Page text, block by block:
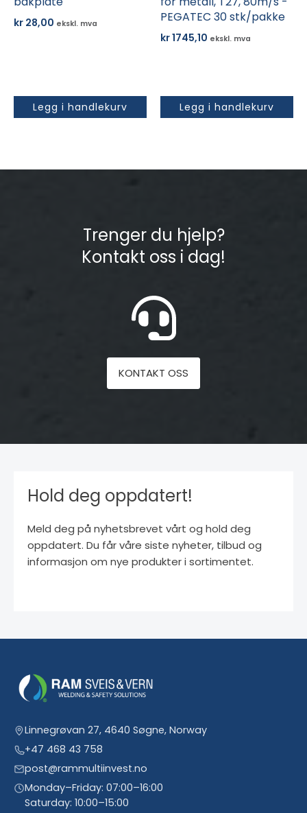
kr 28,00 ekskl. mva
Legg i handlekurv
PEGATEC 30 stk/pakke
kr1745,10 ekskl. mva
Legg i handlekurv
Trenger du hjelp?
Kontakt oss i dag!
KONTAKT OSS
Hold deg oppdatert!
Meld deg på nyhetsbrevet vårt og hold deg
oppdatert. Du får våre siste nyheter, tilbud og
informasjon om nye produkter i sortimentet.
Linnegrøvan 27, 4640 Søgne, Norway
+47 468 43 758
post@rammultiinvest.no
Monday–Friday: 07:00–16:00
Saturday: 10:00–15:00